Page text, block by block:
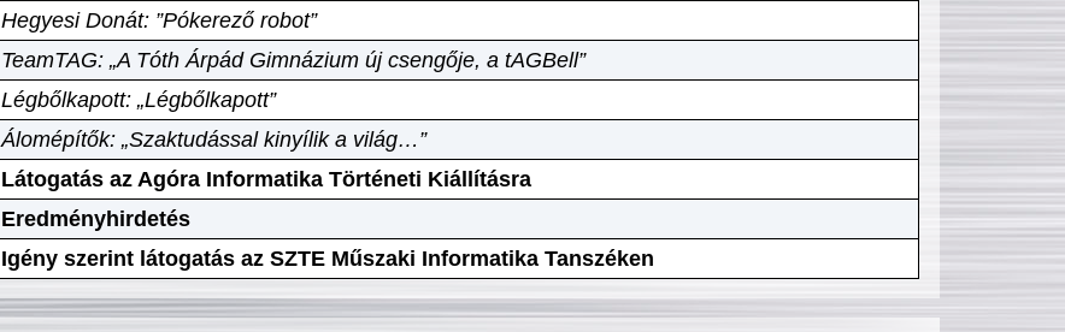
Hegyesi Donát: ”Pókerező robot”
TeamTAG: „A Tóth Árpád Gimnázium új csengője, a tAGBell”
Légbőlkapott: „Légbőlkapott”
Álomépítők: „Szaktudással kinyílik a világ…”
Látogatás az Agóra Informatika Történeti Kiállításra
Eredményhirdetés
Igény szerint látogatás az SZTE Műszaki Informatika Tanszéken